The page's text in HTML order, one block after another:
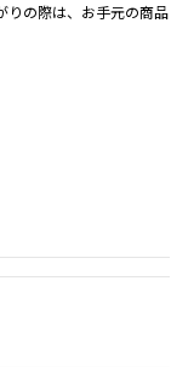
りの際は、お手元の商品